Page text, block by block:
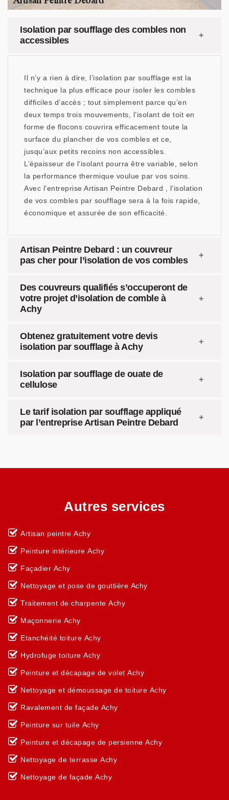
Isolation par soufflage des combles non
accessibles
Il n’y a rien à dire, l’isolation par soufflage est la
technique la plus efficace pour isoler les combles
difficiles d’accès ; tout simplement parce qu’en
deux temps trois mouvements, l’isolant de toit en
forme de flocons couvrira efficacement toute la
surface du plancher de vos combles et ce,
jusqu’aux petits recoins non accessibles.
L’épaisseur de l’isolant pourra être variable, selon
la performance thermique voulue par vos soins.
Avec l’entreprise Artisan Peintre Debard , l’isolation
de vos combles par soufflage sera à la fois rapide,
économique et assurée de son efficacité.
Artisan Peintre Debard : un couvreur
pas cher pour l’isolation de vos combles
Des couvreurs qualifiés s’occuperont de
votre projet d’isolation de comble à
Achy
Obtenez gratuitement votre devis
isolation par soufflage à Achy
Isolation par soufflage de ouate de
cellulose
Le tarif isolation par soufflage appliqué
par l’entreprise Artisan Peintre Debard
Autres services
Artisan peintre Achy
Peinture intérieure Achy
Façadier Achy
Nettoyage et pose de gouttière Achy
Traitement de charpente Achy
Maçonnerie Achy
Etanchéité toiture Achy
Hydrofuge toiture Achy
Peinture et décapage de volet Achy
Nettoyage et démoussage de toiture Achy
Ravalement de façade Achy
Peinture sur tuile Achy
Peinture et décapage de persienne Achy
Nettoyage de terrasse Achy
Nettoyage de façade Achy